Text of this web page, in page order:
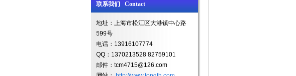
联系我们 Contact
地址：上海市松江区大港镇中心路
599号
电话：13916107774
QQ：1370213528 82759101
邮件：tcm4715@126.com